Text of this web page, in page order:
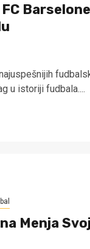
u istoriji fudbala....
Menja